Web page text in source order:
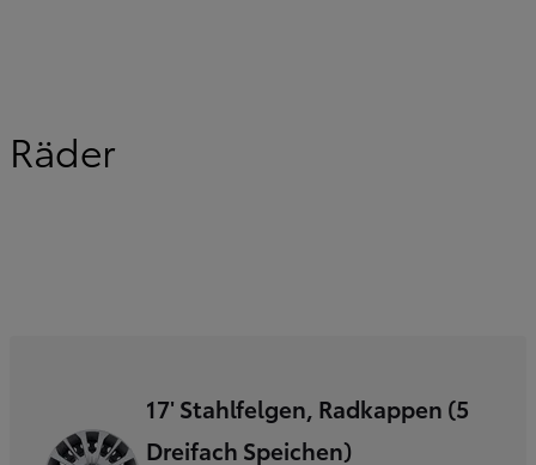
Räder
17' Stahlfelgen, Radkappen (5
Dreifach Speichen)